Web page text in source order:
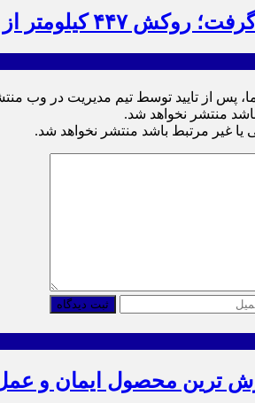
از محورهای خراسان جنوبی
پس از تایید توسط تیم مدیریت در وب
منتشر نخواهد شد.
یا غیر مرتبط باشد منتشر نخواهد شد.
ثبت دیدگاه
ترین محصول ایمان و